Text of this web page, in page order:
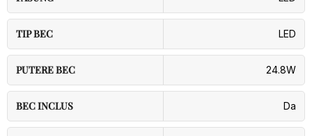
TIP BEC LED
PUTERE BEC 24.8W
BEC INCLUS Da